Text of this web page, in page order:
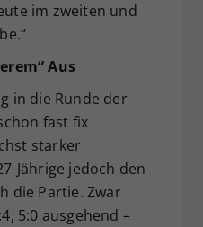
im zweiten und
Aus
in die Runde der
fast fix
starker
Jährige jedoch den
die Partie. Zwar
5:0 ausgehend –